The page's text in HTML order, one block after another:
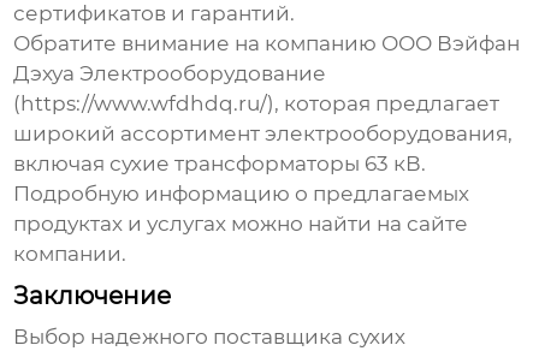
сертификатов и гарантий.
Обратите внимание на компанию ООО Вэйфан
Дэхуа Электрооборудование
( https://www.wfdhdq.ru/), которая предлагает
широкий ассортимент электрооборудования,
включая сухие трансформаторы 63 кВ.
Подробную информацию о предлагаемых
продуктах и услугах можно найти на сайте
компании.
Заключение
Выбор надежного поставщика сухих